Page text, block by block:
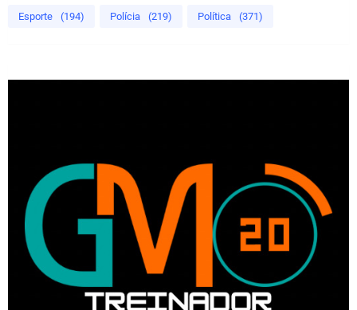
Esporte (194) Polícia (219) Política (371)